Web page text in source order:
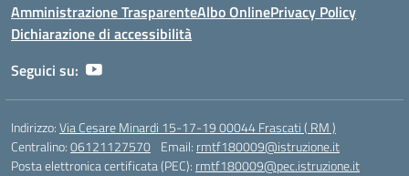
Amministrazione TrasparenteAlbo OnlinePrivacy Policy
Dichiarazione di accessibilità
Seguici su:
Indirizzo:Via Cesare Minardi 15-17-19 00044 Frascati ( RM )
Centralino:06121127570 Email: rmtf180009@istruzione.it
Posta elettronica certificata (PEC): rmtf180009@pec.istruzione.it